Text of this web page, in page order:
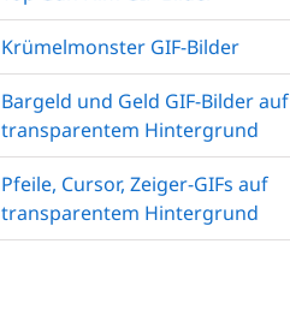
Krümelmonster GIF-Bilder
Bargeld und Geld GIF-Bilder auf
transparentem Hintergrund
Pfeile, Cursor, Zeiger-GIFs auf
transparentem Hintergrund